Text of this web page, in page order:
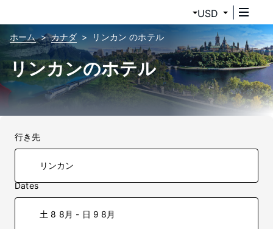
USD
ホーム カナダ リンカン のホテル
リンカンのホテル
行き先
Dates
土 8 8月 - 日 9 8月